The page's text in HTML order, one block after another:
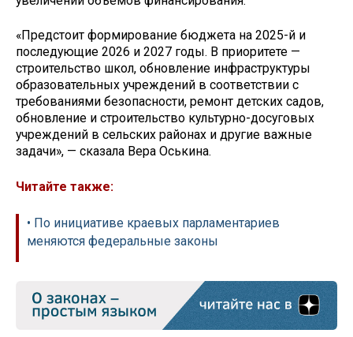
«Предстоит формирование бюджета на 2025-й и
последующие 2026 и 2027 годы. В приоритете —
строительство школ, обновление инфраструктуры
образовательных учреждений в соответствии с
требованиями безопасности, ремонт детских садов,
обновление и строительство культурно-досуговых
учреждений в сельских районах и другие важные
задачи», — сказала Вера Оськина.
Читайте также:
• По инициативе краевых парламентариев
меняются федеральные законы